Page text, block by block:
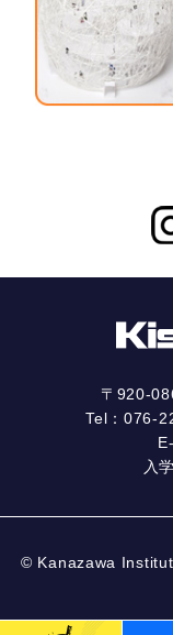
〒920-
Tel：076-
入
© Kanazawa